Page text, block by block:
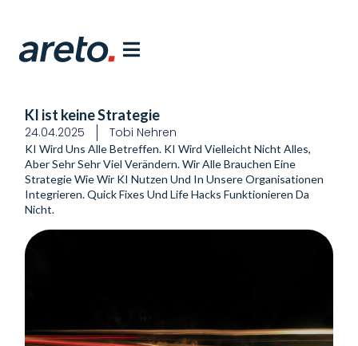
KI ist keine Strategie
24.04.2025 Tobi Nehren
KI Wird Uns Alle Betreffen. KI Wird Vielleicht Nicht Alles,
Aber Sehr Sehr Viel Verändern. Wir Alle Brauchen Eine
Strategie Wie Wir KI Nutzen Und In Unsere Organisationen
Integrieren. Quick Fixes Und Life Hacks Funktionieren Da
Nicht.